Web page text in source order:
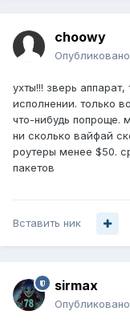
choowy
Опубликовано
ухты!!! зверь
исполнении. только
что-нибудь попроще.
ни сколько вайфай
роутеры менее $50.
пакетов
Вставить ник
sirmax
Опубликовано